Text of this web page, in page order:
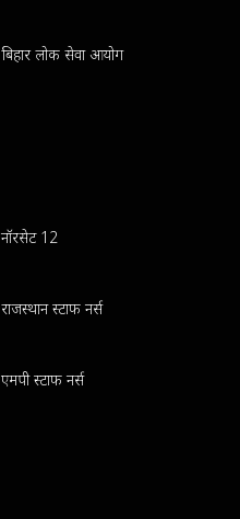
बिहार लोक सेवा आयोग
नॉरसेट 12
राजस्थान स्टाफ नर्स
एमपी स्टाफ नर्स